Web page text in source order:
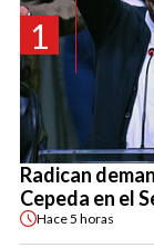
1
Radican
Cepeda en el
Hace5 horas